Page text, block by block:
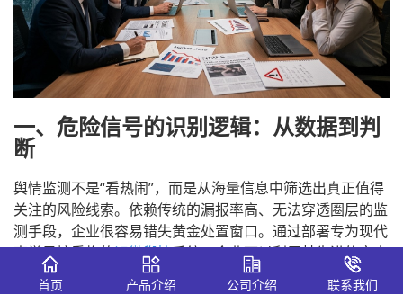
一、危险信号的识别逻辑：从数据到判
断
舆情监测不是“看热闹”，而是从海量信息中筛选出真正值得
关注的风险线索。依赖传统的漏报率高、无法穿透圈层的监
测手段，企业很容易错失黄金处置窗口。通过部署专为现代
声誉风控重构的识微舆情系统，企业可以利用其先进的文本
多模态深度解析技术，全天候秒级扫描全网，实现以下六类
首页 产品介绍 公司介绍 联系我们